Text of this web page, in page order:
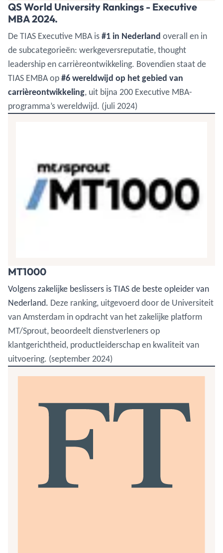
QS World University Rankings - Executive
MBA 2024.
De TIAS Executive MBA is#1 in Nederland overall en in
de subcategorieën: werkgeversreputatie, thought
leadership en carrièreontwikkeling. Bovendien staat de
TIAS EMBA op#6 wereldwijd op het gebied van
carrièreontwikkeling, uit bijna 200 Executive MBA-
programma’s wereldwijd. (juli 2024)
MT1000
Volgens zakelijke beslissers is TIAS de beste opleider van
Nederland. Deze ranking, uitgevoerd door de Universiteit
van Amsterdam in opdracht van het zakelijke platform
MT/Sprout, beoordeelt dienstverleners op
klantgerichtheid, productleiderschap en kwaliteit van
uitvoering. (september 2024)